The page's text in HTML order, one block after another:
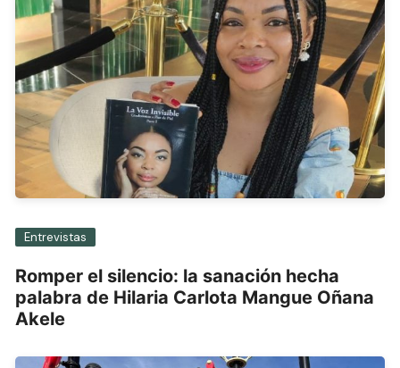
Entrevistas
Romper el silencio: la sanación hecha
palabra de Hilaria Carlota Mangue Oñana
Akele